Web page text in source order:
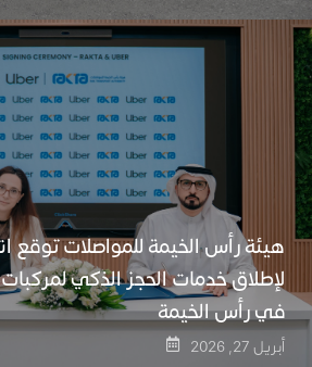
هيئة رأس الخيمة للمواصلات توقع
لإطلاق خدمات الحجز الذكي لمركبات
في رأس الخيمة
أبريل 27, 2026